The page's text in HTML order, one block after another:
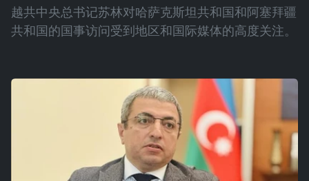
越共中央总书记苏林对哈萨克斯坦共和国和阿塞拜疆
共和国的国事访问受到地区和国际媒体的高度关注。